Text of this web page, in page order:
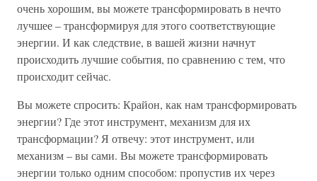
очень хорошим, вы можете трансформировать в нечто
лучшее – трансформируя для этого соответствующие
энергии. И как следствие, в вашей жизни начнут
происходить лучшие события, по сравнению с тем, что
происходит сейчас.
Вы можете спросить: Крайон, как нам трансформировать
энергии? Где этот инструмент, механизм для их
трансформации? Я отвечу: этот инструмент, или
механизм – вы сами. Вы можете трансформировать
энергии только одним способом: пропустив их через